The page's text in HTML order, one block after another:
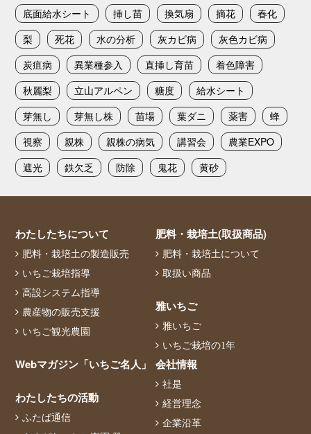
底面給水シート
挿し苗 換気扇 摘花
春化
梨
死花 水の分析 灰カビ病
灰色カビ病
炭疽病
異業種参入 直挿し育苗
着色障害
秋麗梨
立山アルペン 糖度
給水シート
芽無し
芽無し株 苗場 葉ダニ 薬害
蜂
視察
親株 親株の病気 講習会
農業EXPO
遮光
鉄欠乏 防除 鬼花 黄砂
わたしたちについて
肥料・栽培土の製造販売
いちご栽培指導
高設システム指導
農産物の販売支援
いちご観光農園
肥料・栽培土(取扱商品)
肥料・栽培土について
取扱い商品
雅いちご
雅いちご
いちご栽培の1年
Webマガジン「いちご名人」
わたしたちの活動
ふたば通信
会社情報
社是
経営理念
企業沿革